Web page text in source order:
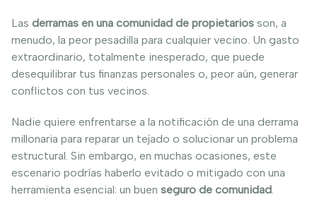
Las derramas en una comunidad de propietarios son, a
menudo, la peor pesadilla para cualquier vecino. Un gasto
extraordinario, totalmente inesperado, que puede
desequilibrar tus finanzas personales o, peor aún, generar
conflictos con tus vecinos.
Nadie quiere enfrentarse a la notificación de una derrama
millonaria para reparar un tejado o solucionar un problema
estructural. Sin embargo, en muchas ocasiones, este
escenario podrías haberlo evitado o mitigado con una
herramienta esencial: un buen seguro de comunidad